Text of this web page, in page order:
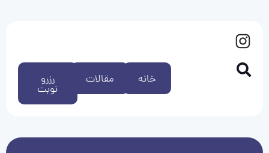
رزرو
نوبت
مقالات خانه